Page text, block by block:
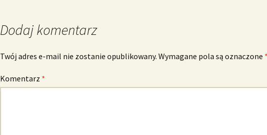
Dodaj komentarz
Twój adres e-mail nie zostanie opublikowany. Wymagane pola są oznaczone *
Komentarz *